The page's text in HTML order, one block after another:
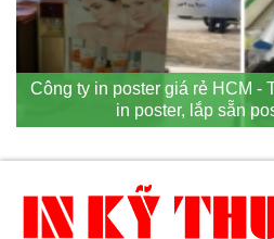
Công ty in poster giá rẻ HCM -
in poster, lắp sẵn